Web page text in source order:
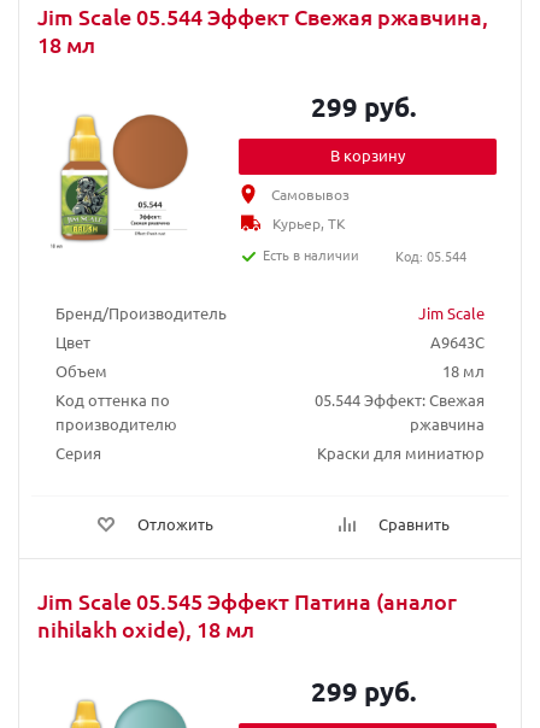
Jim Scale 05.544 Эффект Свежая ржавчина,
18 мл
Бренд/Производитель
Jim Scale
Цвет
A9643C
Объем
18 мл
Код оттенка по
производителю
05.544 Эффект: Свежая
ржавчина
Серия
Краски для миниатюр
Отложить Сравнить
299 руб.
В корзину
Самовывоз
Курьер, ТК
Есть в наличии
Код: 05.544
Jim Scale 05.545 Эффект Патина (аналог
nihilakh oxide), 18 мл
299 руб.